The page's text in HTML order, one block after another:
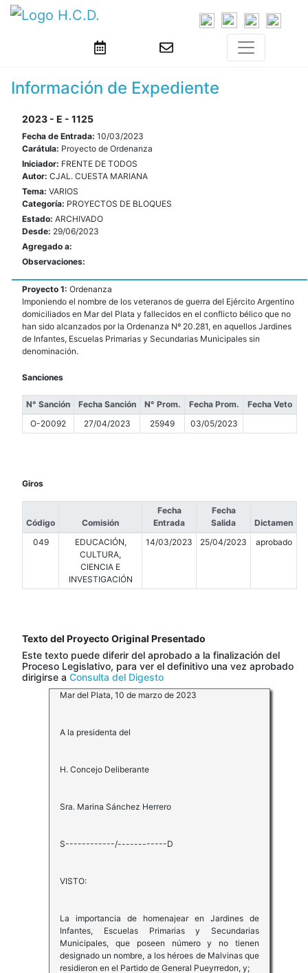
Información de Expediente
2023 - E - 1125
Fecha de Entrada: 10/03/2023
Carátula: Proyecto de Ordenanza
Iniciador: FRENTE DE TODOS
Autor: CJAL. CUESTA MARIANA
Tema: VARIOS
Categoría: PROYECTOS DE BLOQUES
Estado: ARCHIVADO
Desde: 29/06/2023
Agregado a:
Observaciones:
Proyecto 1: Ordenanza
Imponiendo el nombre de los veteranos de guerra del Ejército Argentino
domiciliados en Mar del Plata y fallecidos en el conflicto bélico que no
han sido alcanzados por la Ordenanza Nº 20.281, en aquellos Jardines
de Infantes, Escuelas Primarias y Secundarias Municipales sin
denominación.
Sanciones
N° Sanción Fecha Sanción N° Prom. Fecha Prom.
Fecha Veto
O-20092
27/04/2023 25949 03/05/2023
Giros
Código Comisión
Fecha
Entrada
Fecha
Salida
Dictamen
049
EDUCACIÓN,
CULTURA,
CIENCIA E
INVESTIGACIÓN
14/03/2023 25/04/2023 aprobado
Texto del Proyecto Original Presentado
Este texto puede diferir del aprobado a la finalización del
Proceso Legislativo, para ver el definitivo una vez aprobado
dirigirse a Consulta del Digesto
Mar del Plata, 10 de marzo de 2023
A la presidenta del
H. Concejo Deliberante
Sra. Marina Sánchez Herrero
S------------/------------D
VISTO:
La importancia de homenajear en Jardines de
Infantes, Escuelas Primarias y Secundarias
Municipales, que poseen número y no tienen
designado un nombre, a los héroes de Malvinas que
residieron en el Partido de General Pueyrredon, y;